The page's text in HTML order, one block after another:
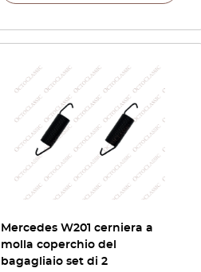
Mercedes W201 cerniera a
molla coperchio del
bagagliaio set di 2